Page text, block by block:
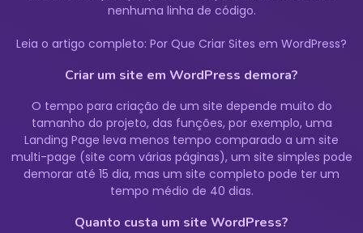
nenhuma linha de código.
Leia o artigo completo: Por Que Criar Sites em WordPress?
Criar um site em WordPress demora?
O tempo para criação de um site depende muito do
tamanho do projeto, das funções, por exemplo, uma
Landing Page leva menos tempo comparado a um site
multi-page (site com várias páginas), um site simples pode
demorar até 15 dia, mas um site completo pode ter um
tempo médio de 40 dias.
Quanto custa um site WordPress?